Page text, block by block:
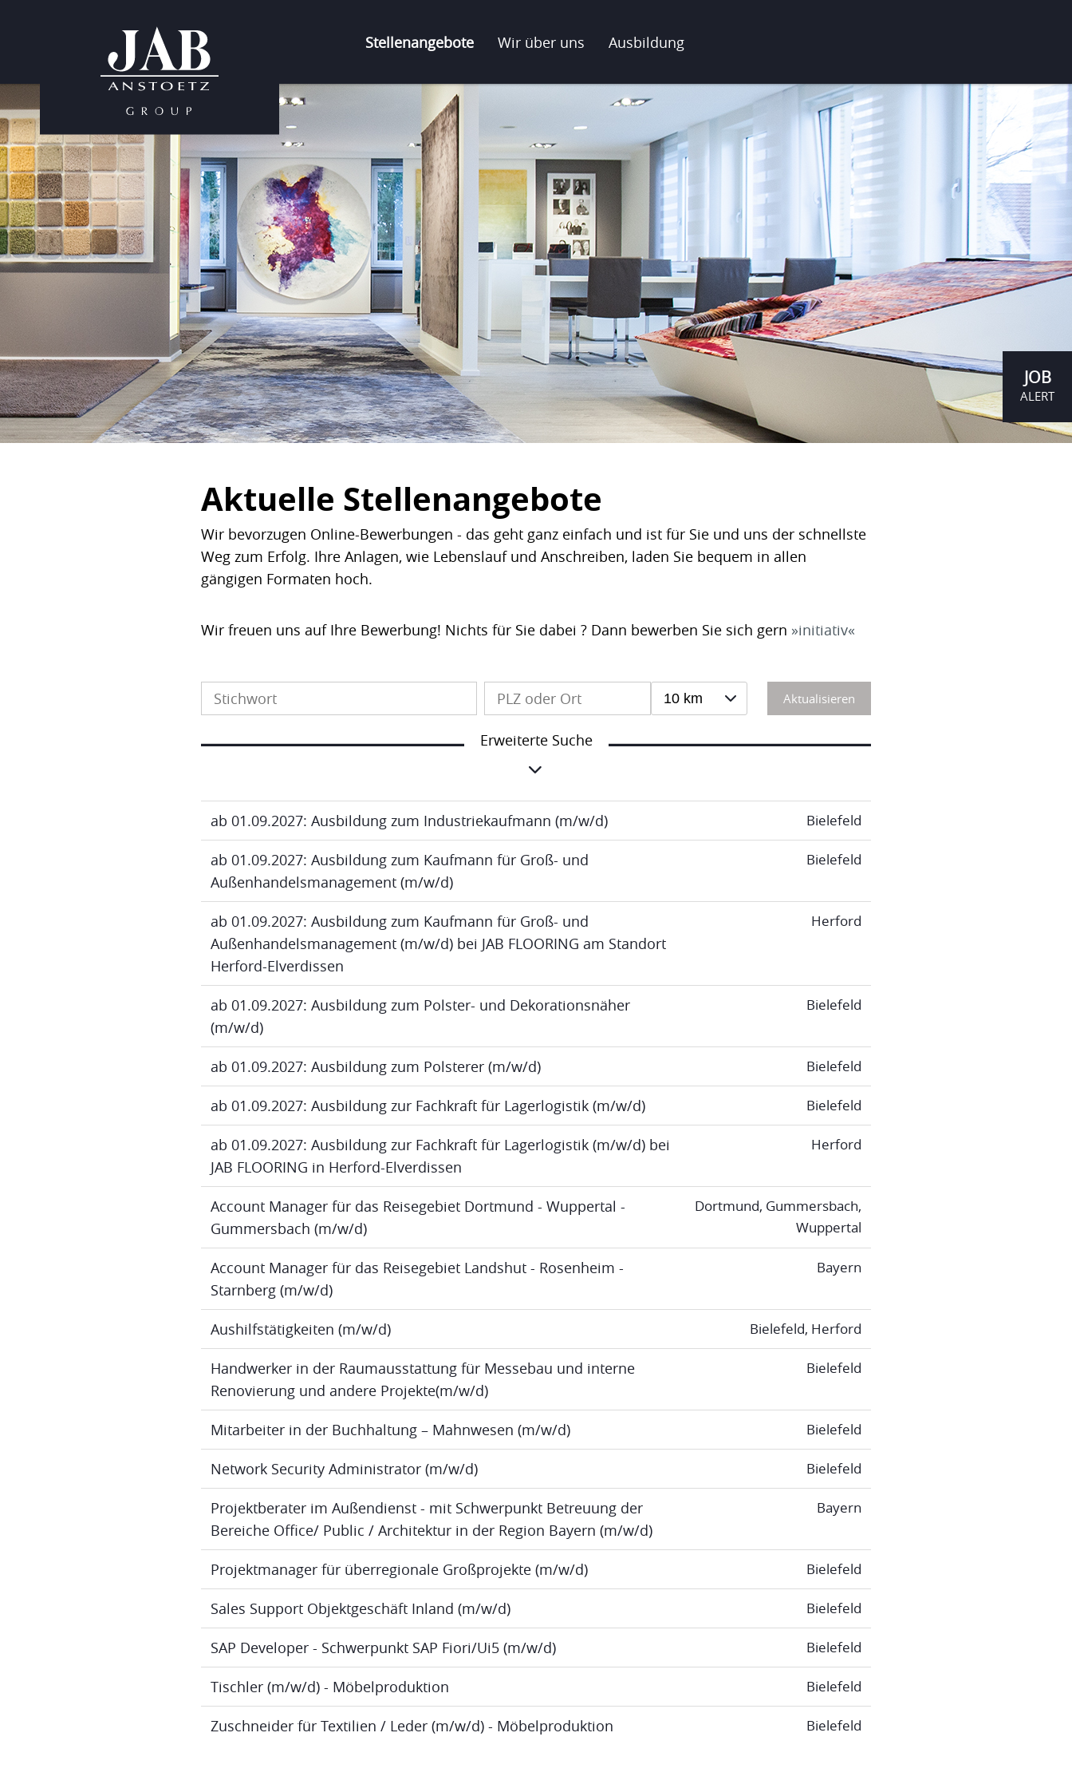
Stellenangebote Wir über uns Ausbildung
Aktuelle Stellenangebote
Wir bevorzugen Online-Bewerbungen - das geht ganz einfach und ist für Sie und uns der schnellste
Weg zum Erfolg. Ihre Anlagen, wie Lebenslauf und Anschreiben, laden Sie bequem in allen
gängigen Formaten hoch.
Wir freuen uns auf Ihre Bewerbung! Nichts für Sie dabei ? Dann bewerben Sie sich gern initiativ
10 km Aktualisieren
Erweiterte Suche
ab 01.09.2027: Ausbildung zum Industriekaufmann (m/w/d) Bielefeld
ab 01.09.2027: Ausbildung zum Kaufmann für Groß- und
Außenhandelsmanagement (m/w/d)
Bielefeld
ab 01.09.2027: Ausbildung zum Kaufmann für Groß- und
Außenhandelsmanagement (m/w/d) bei JAB FLOORING am Standort
Herford-Elverdissen
Herford
ab 01.09.2027: Ausbildung zum Polster- und Dekorationsnäher
(m/w/d)
Bielefeld
ab 01.09.2027: Ausbildung zum Polsterer (m/w/d) Bielefeld
ab 01.09.2027: Ausbildung zur Fachkraft für Lagerlogistik (m/w/d) Bielefeld
ab 01.09.2027: Ausbildung zur Fachkraft für Lagerlogistik (m/w/d) bei
JAB FLOORING in Herford-Elverdissen
Herford
Account Manager für das Reisegebiet Dortmund - Wuppertal -
Gummersbach (m/w/d)
Dortmund, Gummersbach,
Wuppertal
Account Manager für das Reisegebiet Landshut - Rosenheim -
Starnberg (m/w/d)
Bayern
Aushilfstätigkeiten (m/w/d) Bielefeld, Herford
Handwerker in der Raumausstattung für Messebau und interne
Renovierung und andere Projekte(m/w/d)
Bielefeld
Mitarbeiter in der Buchhaltung – Mahnwesen (m/w/d) Bielefeld
Network Security Administrator (m/w/d) Bielefeld
Projektberater im Außendienst - mit Schwerpunkt Betreuung der
Bereiche Office/ Public / Architektur in der Region Bayern (m/w/d)
Bayern
Projektmanager für überregionale Großprojekte (m/w/d) Bielefeld
Sales Support Objektgeschäft Inland (m/w/d) Bielefeld
SAP Developer - Schwerpunkt SAP Fiori/Ui5 (m/w/d) Bielefeld
Tischler (m/w/d) - Möbelproduktion Bielefeld
Zuschneider für Textilien / Leder (m/w/d) - Möbelproduktion Bielefeld
JOB
ALERT